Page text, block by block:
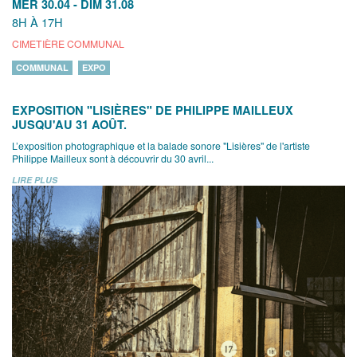
MER 30.04 - DIM 31.08
8H À 17H
CIMETIÈRE COMMUNAL
COMMUNAL EXPO
EXPOSITION "LISIÈRES" DE PHILIPPE MAILLEUX
JUSQU'AU 31 AOÛT.
L’exposition photographique et la balade sonore "Lisières" de l'artiste
Philippe Mailleux sont à découvrir du 30 avril...
LIRE PLUS